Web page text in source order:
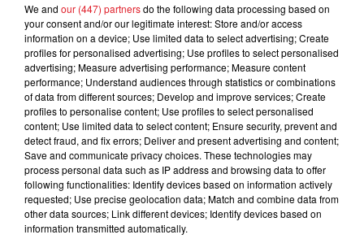
FIL D'ACTUS
15 juillet 2026
BÉTHUNE: ENQUÊTE POUR HOMICIDE
VOLONTAIRE EN COURS, APRÈS LA...
Selon les premiers éléments, le logement servait
We and our (447) partnersdo the following data processing based on
your consent and/or our legitimate interest: Store and/or access
information on a device; Use limited data to select advertising; Create
profiles for personalised advertising; Use profiles to select personalised
advertising; Measure advertising performance; Measure content
performance; Understand audiences through statistics or combinations
of data from different sources; Develop and improve services; Create
profiles to personalise content; Use profiles to select personalised
content; Use limited data to select content; Ensure security, prevent and
detect fraud, and fix errors; Deliver and present advertising and content;
Save and communicate privacy choices. These technologies may
process personal data such as IP address and browsing data to offer
following functionalities: Identify devices based on information actively
requested; Use precise geolocation data; Match and combine data from
other data sources; Link different devices; Identify devices based on
information transmitted automatically.